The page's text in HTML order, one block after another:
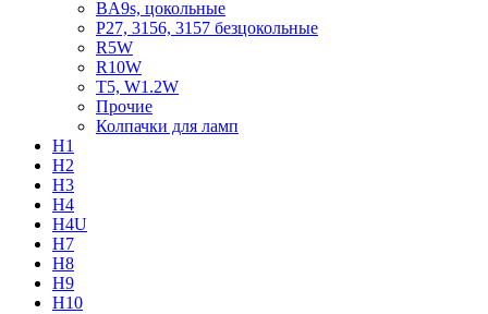
BA9s, цокольные
P27, 3156, 3157 безцокольные
R5W
R10W
T5, W1.2W
Прочие
Колпачки для ламп
H1
H2
H3
H4
H4U
H7
H8
H9
H10